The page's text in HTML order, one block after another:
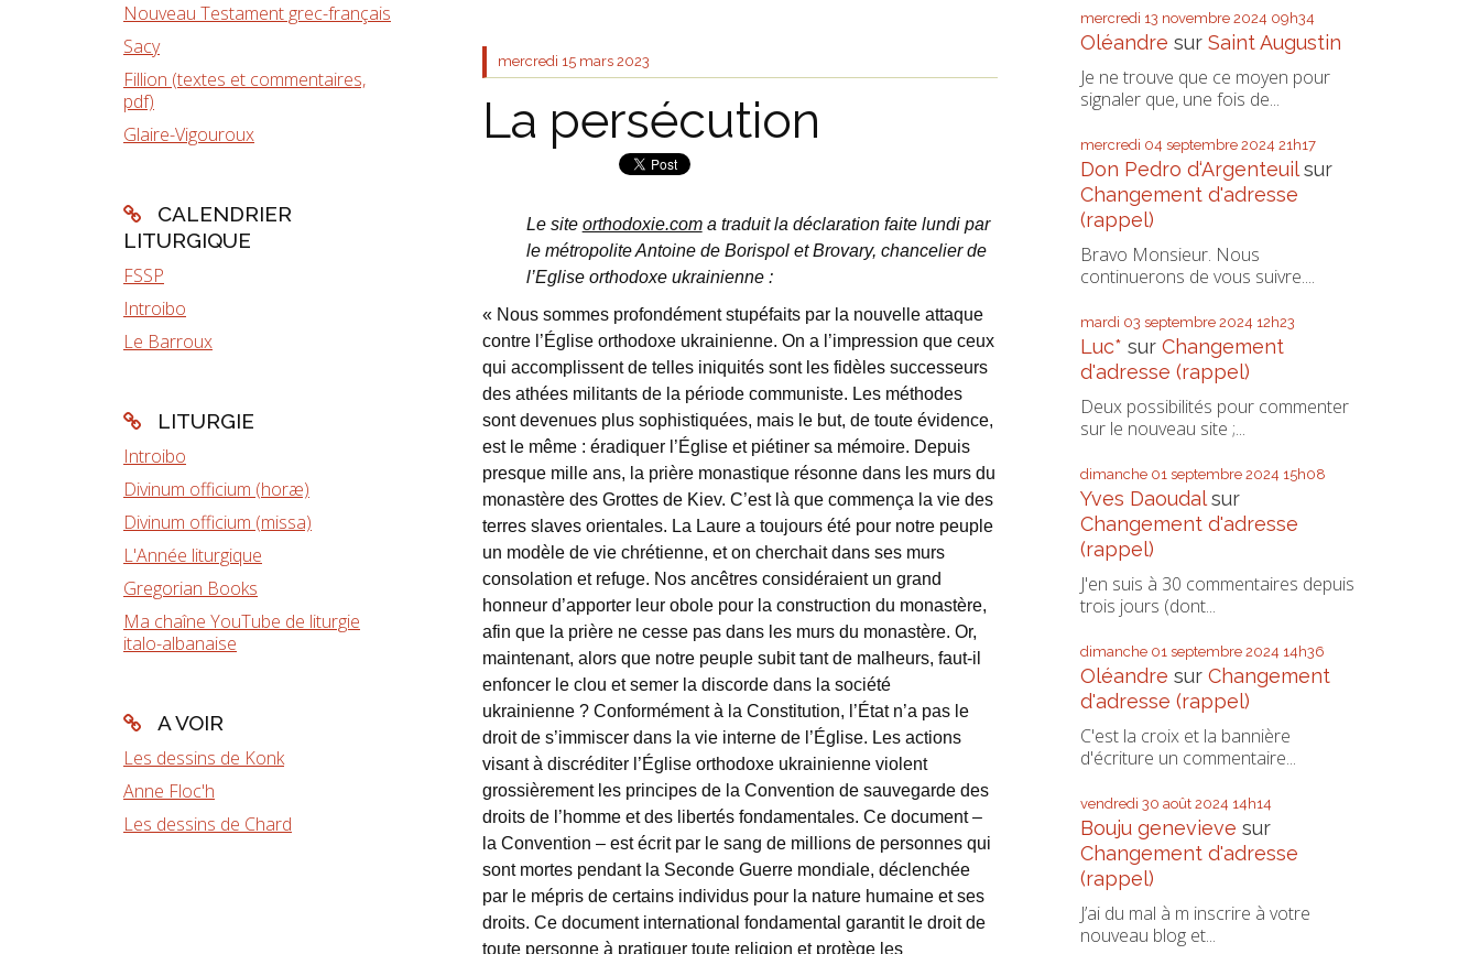
Nouveau Testament grec-français
Sacy
Fillion (textes et commentaires,
pdf)
Glaire-Vigouroux
CALENDRIER
LITURGIQUE
FSSP
Introibo
Le Barroux
LITURGIE
Introibo
Divinum officium (horæ)
Divinum officium (missa)
L'Année liturgique
Gregorian Books
Ma chaîne YouTube de liturgie
italo-albanaise
A VOIR
Les dessins de Konk
Anne Floc'h
Les dessins de Chard
mercredi 15 mars 2023
La persécution
Le site orthodoxie.coma traduit la déclaration faite lundi par
le métropolite Antoine de Borispol et Brovary, chancelier de
l’Eglise orthodoxe ukrainienne :
« Nous sommes profondément stupéfaits par la nouvelle attaque
contre l’Église orthodoxe ukrainienne. On a l’impression que ceux
qui accomplissent de telles iniquités sont les fidèles successeurs
des athées militants de la période communiste. Les méthodes
sont devenues plus sophistiquées, mais le but, de toute évidence,
est le même : éradiquer l’Église et piétiner sa mémoire. Depuis
presque mille ans, la prière monastique résonne dans les murs du
monastère des Grottes de Kiev. C’est là que commença la vie des
terres slaves orientales. La Laure a toujours été pour notre peuple
un modèle de vie chrétienne, et on cherchait dans ses murs
consolation et refuge. Nos ancêtres considéraient un grand
honneur d’apporter leur obole pour la construction du monastère,
afin que la prière ne cesse pas dans les murs du monastère. Or,
maintenant, alors que notre peuple subit tant de malheurs, faut-il
enfoncer le clou et semer la discorde dans la société
ukrainienne ? Conformément à la Constitution, l’État n’a pas le
droit de s’immiscer dans la vie interne de l’Église. Les actions
visant à discréditer l’Église orthodoxe ukrainienne violent
grossièrement les principes de la Convention de sauvegarde des
droits de l’homme et des libertés fondamentales. Ce document –
la Convention – est écrit par le sang de millions de personnes qui
sont mortes pendant la Seconde Guerre mondiale, déclenchée
par le mépris de certains individus pour la nature humaine et ses
droits. Ce document international fondamental garantit le droit de
toute personne à pratiquer toute religion et protège les
mercredi 13 novembre 2024 09h34
Oléandre sur Saint Augustin
Je ne trouve que ce moyen pour
signaler que, une fois de...
mercredi 04 septembre 2024 21h17
Don Pedro d‘Argenteuilsur
Changement d'adresse
(rappel)
Bravo Monsieur. Nous
continuerons de vous suivre....
mardi 03 septembre 2024 12h23
Luc* sur Changement
d'adresse (rappel)
Deux possibilités pour commenter
sur le nouveau site ;...
dimanche 01 septembre 2024 15h08
Yves Daoudalsur
Changement d'adresse
(rappel)
J'en suis à 30 commentaires depuis
trois jours (dont...
dimanche 01 septembre 2024 14h36
Oléandre sur Changement
d'adresse (rappel)
C'est la croix et la bannière
d'écriture un commentaire...
vendredi 30 août 2024 14h14
Bouju genevieve sur
Changement d'adresse
(rappel)
J’ai du mal à m inscrire à votre
nouveau blog et...